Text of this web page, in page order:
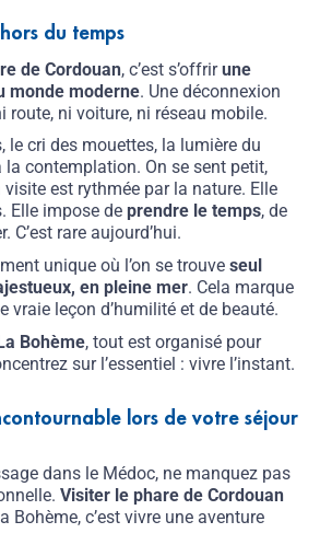
du temps
de Cordouan, c’est s’offrirune
monde moderne. Une déconnexion
route, ni voiture, ni réseau mobile.
le cri des mouettes, la lumière du
la contemplation. On se sent petit,
est rythmée par la nature. Elle
Elle impose de prendre le temps, de
C’est rare aujourd’hui.
unique où l’on se trouve seul
en pleine mer. Cela marque
vraie leçon d’humilité et de beauté.
Bohème, tout est organisé pour
sur l’essentiel : vivre l’instant.
lors de votre séjour
dans le Médoc, ne manquez pas
Visiter le phare de Cordouan
Bohème, c’est vivre une aventure